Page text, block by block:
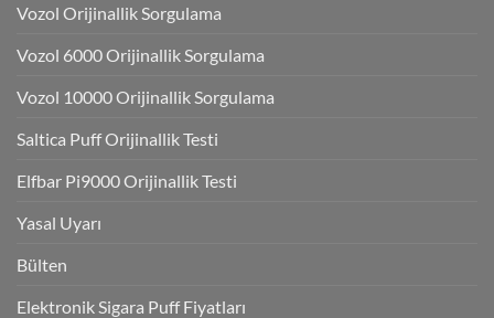
Vozol Orijinallik Sorgulama
Vozol 6000 Orijinallik Sorgulama
Vozol 10000 Orijinallik Sorgulama
Saltica Puff Orijinallik Testi
Elfbar Pi9000 Orijinallik Testi
Yasal Uyarı
Bülten
Elektronik Sigara Puff Fiyatları